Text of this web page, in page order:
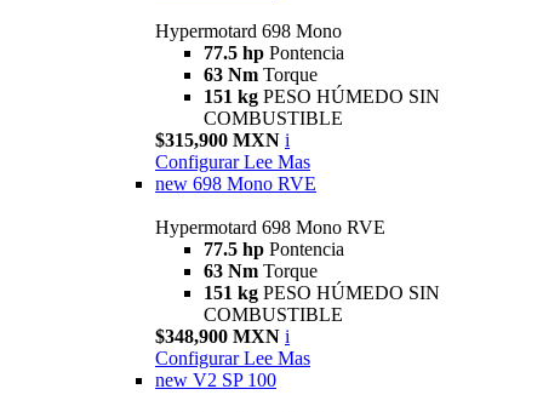
Hypermotard 698 Mono
77.5 hp Pontencia
63 Nm Torque
151 kg PESO HÚMEDO SIN
COMBUSTIBLE
$315,900 MXN i
Configurar Lee Mas
new 698 Mono RVE
Hypermotard 698 Mono RVE
77.5 hp Pontencia
63 Nm Torque
151 kg PESO HÚMEDO SIN
COMBUSTIBLE
$348,900 MXN i
Configurar Lee Mas
new V2 SP 100